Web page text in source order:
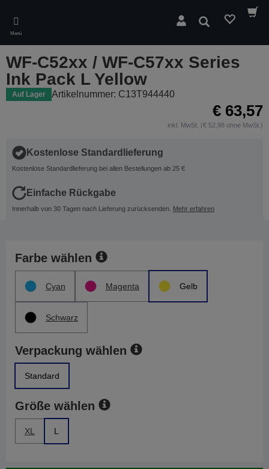
main
content
Menü
Suchen
WF-C52xx / WF-C57xx Series
Ink Pack L Yellow
Auf Lager Artikelnummer: C13T944440
€ 63,57
inkl. MwSt. (€ 52,98 ohne MwSt.)
Kostenlose Standardlieferung
Kostenlose Standardlieferung bei allen Bestellungen ab 25 €
Einfache Rückgabe
Innerhalb von 30 Tagen nach Lieferung zurücksenden. Mehr erfahren
Farbe wählen
Cyan Magenta Gelb
Schwarz
Verpackung wählen
Standard
Größe wählen
XL L